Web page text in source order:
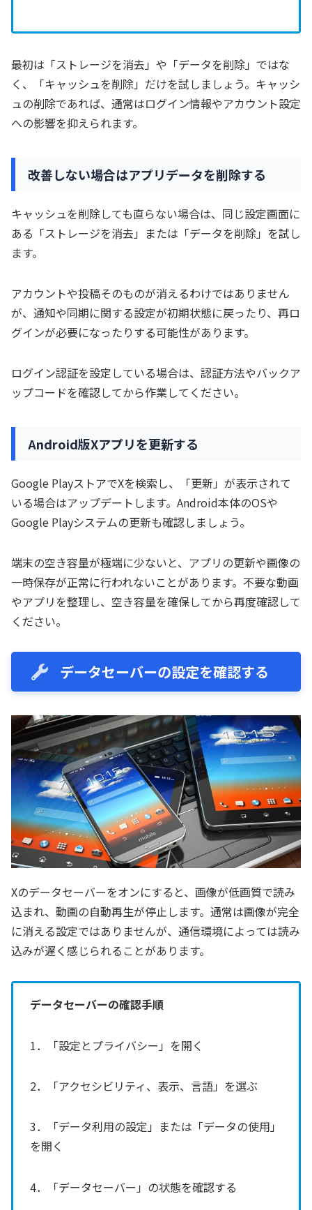
最初は「ストレージを消去」や「データを削除」ではな
く、「キャッシュを削除」だけを試しましょう。キャッシ
ュの削除であれば、通常はログイン情報やアカウント設定
への影響を抑えられます。
改善しない場合はアプリデータを削除する
キャッシュを削除しても直らない場合は、同じ設定画面に
ある「ストレージを消去」または「データを削除」を試し
ます。
アカウントや投稿そのものが消えるわけではありません
が、通知や同期に関する設定が初期状態に戻ったり、再ロ
グインが必要になったりする可能性があります。
ログイン認証を設定している場合は、認証方法やバックア
ップコードを確認してから作業してください。
Android版Xアプリを更新する
Google PlayストアでXを検索し、「更新」が表示されて
いる場合はアップデートします。Android本体のOSや
Google Playシステムの更新も確認しましょう。
端末の空き容量が極端に少ないと、アプリの更新や画像の
一時保存が正常に行われないことがあります。不要な動画
やアプリを整理し、空き容量を確保してから再度確認して
ください。
データセーバーの設定を確認する
Xのデータセーバーをオンにすると、画像が低画質で読み
込まれ、動画の自動再生が停止します。通常は画像が完全
に消える設定ではありませんが、通信環境によっては読み
込みが遅く感じられることがあります。
データセーバーの確認手順
1．「設定とプライバシー」を開く
2．「アクセシビリティ、表示、言語」を選ぶ
3．「データ利用の設定」または「データの使用」
を開く
4．「データセーバー」の状態を確認する